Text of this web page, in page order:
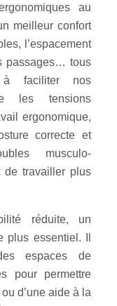
au
meilleur confort
l’espacement
passages… tous
à faciliter nos
les tensions
ergonomique,
correcte et
musculo-
de travailler plus
réduite, un
plus essentiel. Il
espaces de
pour permettre
d’une aide à la